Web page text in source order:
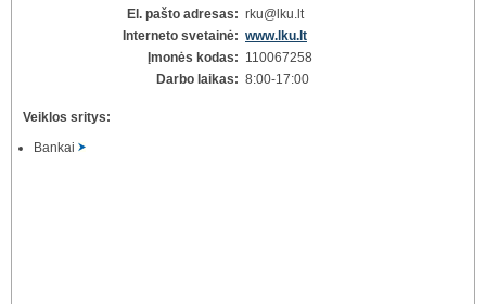
El. pašto adresas: rku@lku.lt
Interneto svetainė: www.lku.lt
Įmonės kodas: 110067258
Darbo laikas: 8:00-17:00
Veiklos sritys:
Bankai